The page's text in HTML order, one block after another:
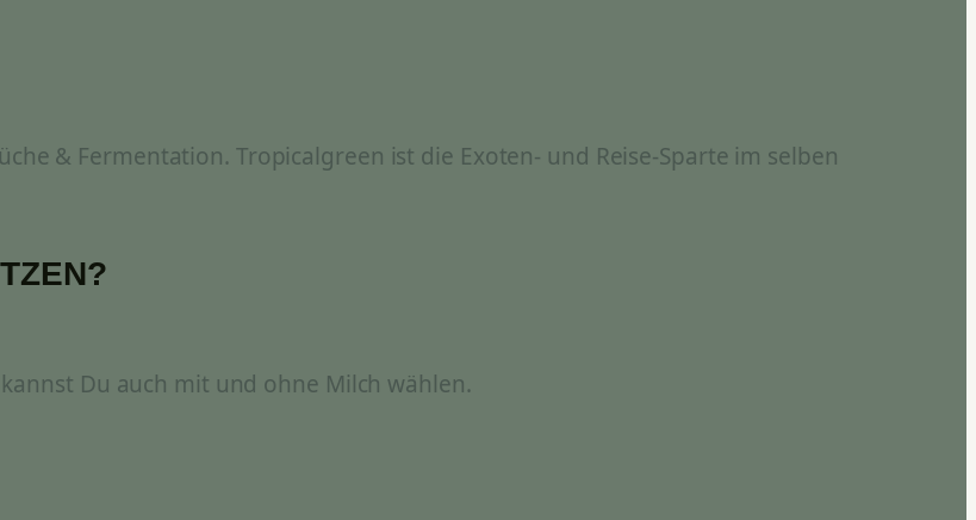
& Fermentation. Tropicalgreen ist die Exoten- und Reise-Sparte im selben
Du auch mit und ohne Milch wählen.